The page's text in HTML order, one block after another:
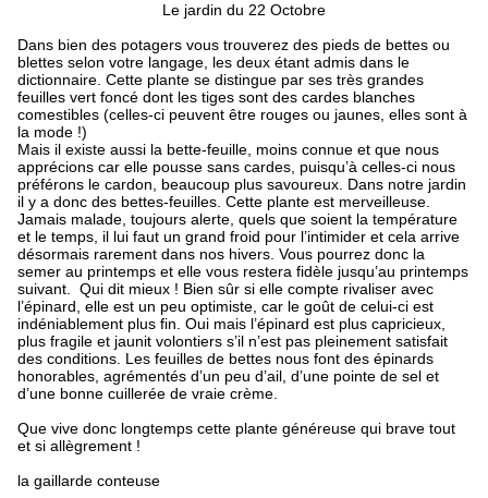
Le jardin du 22 Octobre
Dans bien des potagers vous trouverez des pieds de bettes ou
blettes selon votre langage, les deux étant admis dans le
dictionnaire. Cette plante se distingue par ses très grandes
feuilles vert foncé dont les tiges sont des cardes blanches
comestibles (celles-ci peuvent être rouges ou jaunes, elles sont à
la mode !)
Mais il existe aussi la bette-feuille, moins connue et que nous
apprécions car elle pousse sans cardes, puisqu’à celles-ci nous
préférons le cardon, beaucoup plus savoureux. Dans notre jardin
il y a donc des bettes-feuilles. Cette plante est merveilleuse.
Jamais malade, toujours alerte, quels que soient la température
et le temps, il lui faut un grand froid pour l’intimider et cela arrive
désormais rarement dans nos hivers. Vous pourrez donc la
semer au printemps et elle vous restera fidèle jusqu’au printemps
suivant. Qui dit mieux ! Bien sûr si elle compte rivaliser avec
l’épinard, elle est un peu optimiste, car le goût de celui-ci est
indéniablement plus fin. Oui mais l’épinard est plus capricieux,
plus fragile et jaunit volontiers s’il n’est pas pleinement satisfait
des conditions. Les feuilles de bettes nous font des épinards
honorables, agrémentés d’un peu d’ail, d’une pointe de sel et
d’une bonne cuillerée de vraie crème.
Que vive donc longtemps cette plante généreuse qui brave tout
et si allègrement !
la gaillarde conteuse